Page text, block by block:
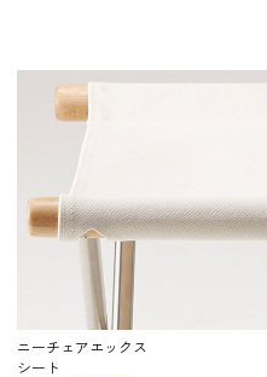
ニーチェアエックス
シート